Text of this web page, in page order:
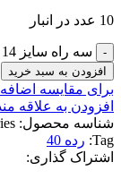
10 عدد در انبار
سه راه سایز 14 عدد
افزودن به سبد خرید
برای مقایسه اضافه
افزودن به علاقه
شناسه محصول:
Tag: رده 40
اشتراک گذاری: